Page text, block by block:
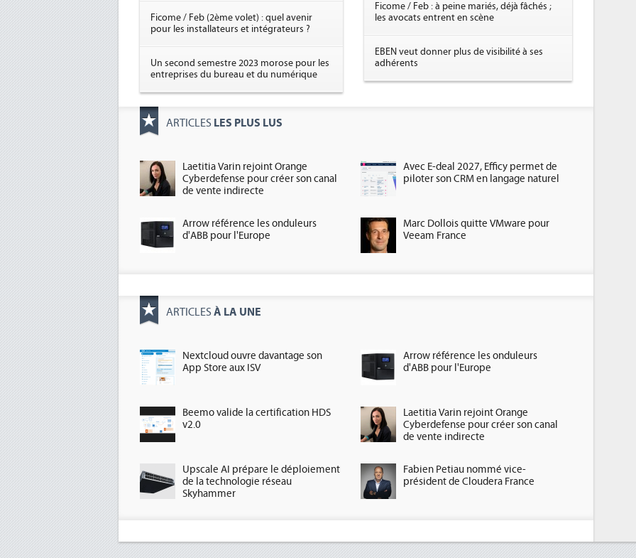
Ficome / Feb (2ème volet) : quel avenir
pour les installateurs et intégrateurs ?
Un second semestre 2023 morose pour les
entreprises du bureau et du numérique
Ficome / Feb : à peine mariés, déjà fâchés ;
les avocats entrent en scène
EBEN veut donner plus de visibilité à ses
adhérents
ARTICLES LES PLUS LUS
Laetitia Varin rejoint Orange
Cyberdefense pour créer son canal
de vente indirecte
Avec E-deal 2027, Efficy permet de
piloter son CRM en langage naturel
Arrow référence les onduleurs
d'ABB pour l'Europe
Marc Dollois quitte VMware pour
Veeam France
ARTICLES À LA UNE
Nextcloud ouvre davantage son
App Store aux ISV
Arrow référence les onduleurs
d'ABB pour l'Europe
Beemo valide la certification HDS
v2.0
Laetitia Varin rejoint Orange
Cyberdefense pour créer son canal
de vente indirecte
Upscale AI prépare le déploiement
de la technologie réseau
Skyhammer
Fabien Petiau nommé vice-
président de Cloudera France